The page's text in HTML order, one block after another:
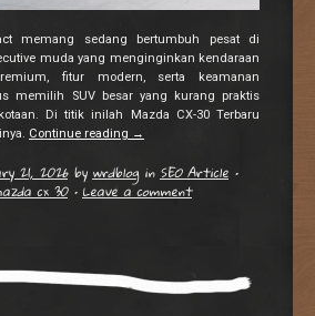
memang sedang bertumbuh pesat di
muda yang menginginkan kendaraan
fitur modern, serta keamanan
memilih SUV besar yang kurang praktis
Di titik inilah Mazda CX-30 Terbaru
Continue reading →
21, 2026by wrdblog in SEO Article •
cx 30 • Leave a comment